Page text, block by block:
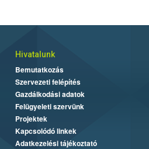
Hivatalunk
Bemutatkozás
Szervezeti felépítés
Gazdálkodási adatok
Felügyeleti szervünk
Projektek
Kapcsolódó linkek
Adatkezelési tájékoztató